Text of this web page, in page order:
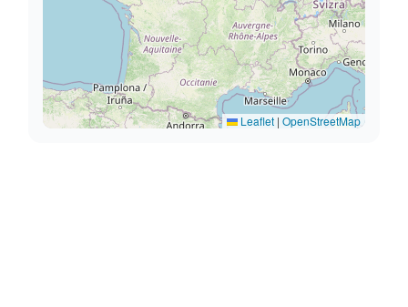
Leaflet | OpenStreetMap